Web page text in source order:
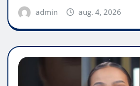
admin aug. 4, 2026